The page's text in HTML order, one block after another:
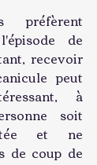
préfèrent
de
recevoir
peut
à
soit
et ne
de coup de